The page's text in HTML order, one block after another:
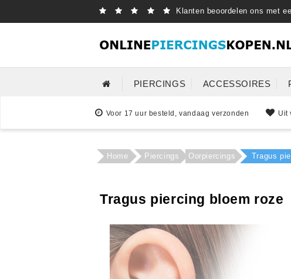
Klanten beoordelen ons met
PIERCINGS ACCESSOIRES
Voor 17 uur besteld, vandaag verzonden Uit
Home Piercings Oorpiercings Tragus
Tragus piercing bloem roze